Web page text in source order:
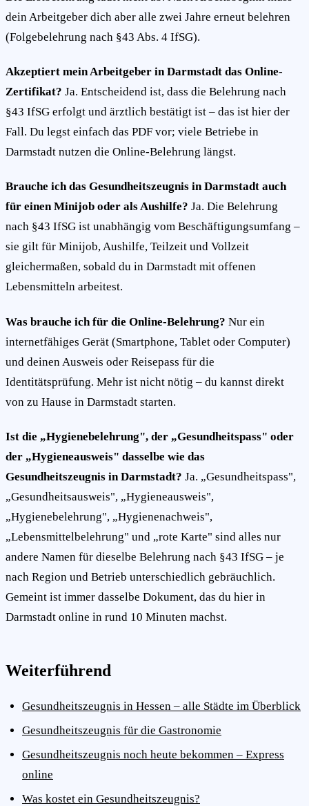
dein Arbeitgeber dich aber alle zwei Jahre erneut belehren
(Folgebelehrung nach §43 Abs. 4 IfSG).
Akzeptiert mein Arbeitgeber in Darmstadt das Online-
Zertifikat? Ja. Entscheidend ist, dass die Belehrung nach
§43 IfSG erfolgt und ärztlich bestätigt ist – das ist hier der
Fall. Du legst einfach das PDF vor; viele Betriebe in
Darmstadt nutzen die Online-Belehrung längst.
Brauche ich das Gesundheitszeugnis in Darmstadt auch
für einen Minijob oder als Aushilfe? Ja. Die Belehrung
nach §43 IfSG ist unabhängig vom Beschäftigungsumfang –
sie gilt für Minijob, Aushilfe, Teilzeit und Vollzeit
gleichermaßen, sobald du in Darmstadt mit offenen
Lebensmitteln arbeitest.
Was brauche ich für die Online-Belehrung? Nur ein
internetfähiges Gerät (Smartphone, Tablet oder Computer)
und deinen Ausweis oder Reisepass für die
Identitätsprüfung. Mehr ist nicht nötig – du kannst direkt
von zu Hause in Darmstadt starten.
Ist die „Hygienebelehrung", der „Gesundheitspass" oder
der „Hygieneausweis" dasselbe wie das
Gesundheitszeugnis in Darmstadt? Ja. „Gesundheitspass",
„Gesundheitsausweis", „Hygieneausweis",
„Hygienebelehrung", „Hygienenachweis",
„Lebensmittelbelehrung" und „rote Karte" sind alles nur
andere Namen für dieselbe Belehrung nach §43 IfSG – je
nach Region und Betrieb unterschiedlich gebräuchlich.
Gemeint ist immer dasselbe Dokument, das du hier in
Darmstadt online in rund 10 Minuten machst.
Weiterführend
Gesundheitszeugnis in Hessen – alle Städte im Überblick
Gesundheitszeugnis für die Gastronomie
Gesundheitszeugnis noch heute bekommen – Express
online
Was kostet ein Gesundheitszeugnis?